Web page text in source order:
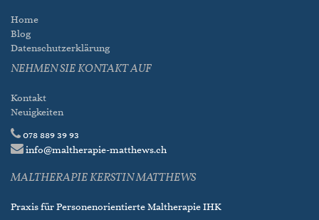
Home
Blog
Datenschutzerklärung
NEHMEN SIE KONTAKT AUF
Kontakt
Neuigkeiten
078 889 39 93
info@maltherapie-matthews.ch
MALTHERAPIE KERSTIN MATTHEWS
Praxis für Personenorientierte Maltherapie IHK